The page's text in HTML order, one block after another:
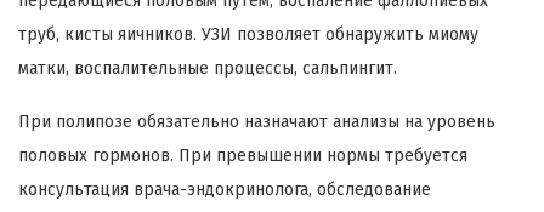
труб, кисты яичников. УЗИ позволяет обнаружить миому
матки, воспалительные процессы, сальпингит.
При полипозе обязательно назначают анализы на уровень
половых гормонов. При превышении нормы требуется
консультация врача-эндокринолога, обследование